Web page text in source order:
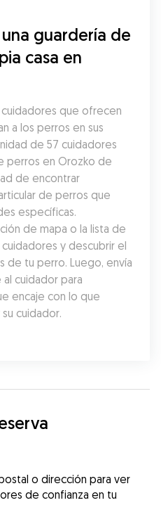
guardería de
casa en
que ofrecen
a los perros en sus
de 57 cuidadores
perros en Orozko de
de encontrar
de perros que
específicas.
de mapa o la lista de
y descubrir el
de tu perro. Luego, envía
cuidador para
encaje con lo que
cuidador.
o dirección para ver
de confianza en tu